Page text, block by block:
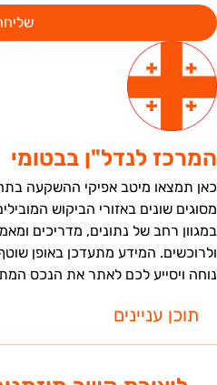
לנדל"ן בבטומי
תמצאו מיטב אפיקי ההשקעה
שונים באזורי הביקוש
רחב של נתונים, מדריכים
המידע מתעדכן באופן
ויסייע לכם לאתר את הנכס
תוכן עניינים